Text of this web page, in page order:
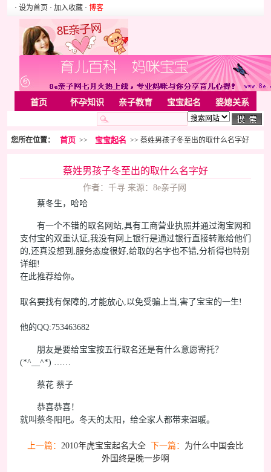
· 设为首页 · 加入收藏 · 博客
首页 怀孕知识 亲子教育 宝宝起名 婆媳关系
胎教音乐 家居 亲子游戏
美容化装 Rss
您所在位置： 首页 >> 宝宝起名 >> 蔡姓男孩子冬至出的取什么名字好
蔡姓男孩子冬至出的取什么名字好
作者：千寻 来源：8e亲子网
蔡冬生，哈哈
有一个不错的取名网站,具有工商营业执照并通过淘宝网和
支付宝的双重认证,我没有网上银行是通过银行直接转账给他们
的,还真没想到,服务态度很好,给取的名字也不错,分析得也特别
详细!
在此推荐给你。
取名要找有保障的,才能放心,以免受骗上当,害了宝宝的一生!
他的QQ:753463682
朋友是要给宝宝按五行取名还是有什么意愿寄托？
(*^__^*) ……
蔡花 蔡子
恭喜恭喜！
就叫蔡冬阳吧。冬天的太阳，给全家人都带来温暖。
上一篇： 2010年虎宝宝起名大全 下一篇： 为什么中国会比
外国终是晚一步啊